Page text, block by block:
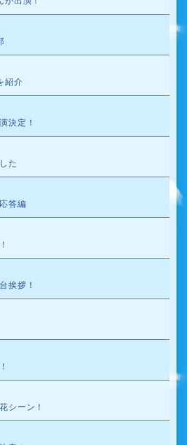
紹介
決定！
た
答編
挨拶！
シーン！